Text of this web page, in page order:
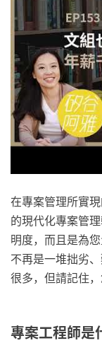
在專案管理所實
的現代化專案管
明度，而且是為
不再是一堆拙劣
很多，但請記住
專案工程師是